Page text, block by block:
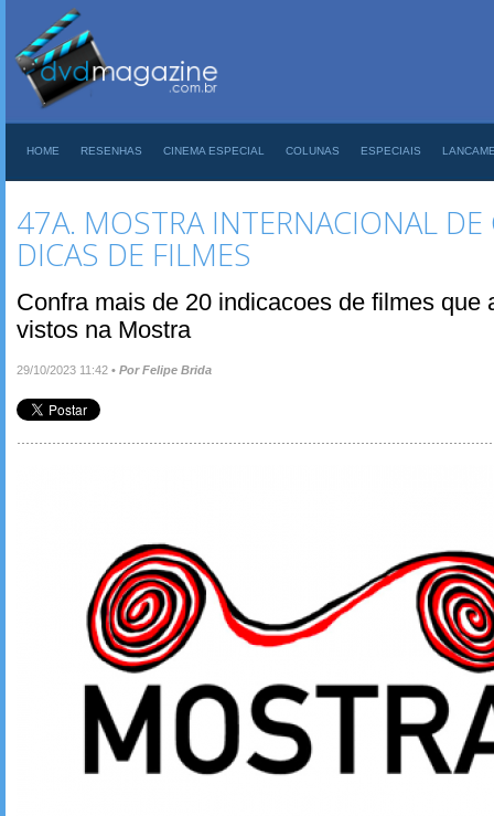
HOME RESENHAS CINEMA ESPECIAL COLUNAS ESPECIAIS
47A. MOSTRA INTERNACIONAL DE
DICAS DE FILMES
Confra mais de 20 indicacoes de filmes que
vistos na Mostra
29/10/2023 11:42 • Por Felipe Brida